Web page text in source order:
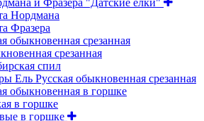
и Фразера "Датские елки"
Нордмана
Фразера
обыкновенная срезанная
срезанная
спил
Ель Русская обыкновенная срезанная
обыкновенная в горшке
в горшке
в горшке